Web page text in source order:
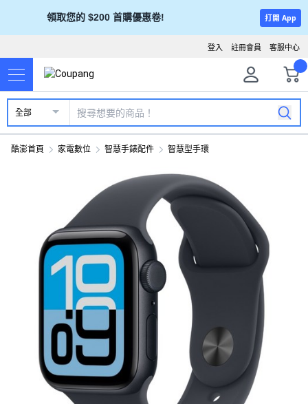
領取您的 $200 首購優惠卷! 打開 App
客服中心
註冊會員
登入
全部
酷澎首頁 家電數位 智慧手錶配件 智慧型手環